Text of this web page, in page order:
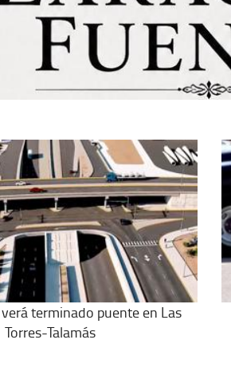
verá terminado puente en Las
Torres-Talamás